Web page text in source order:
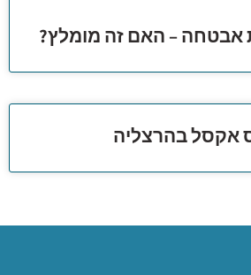
אבטחה – האם זה מומלץ?
אקסל בהרצליה